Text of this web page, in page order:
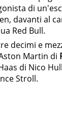
di
davanti al
Red Bull.
decimi e
Martin di
di Nico
Stroll.